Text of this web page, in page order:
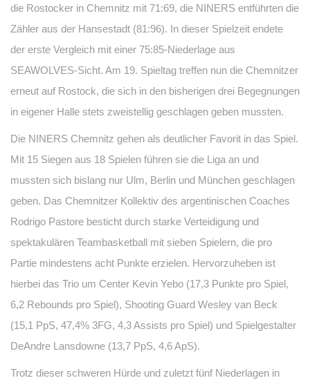
die Rostocker in Chemnitz mit 71:69, die NINERS entführten die
Zähler aus der Hansestadt (81:96). In dieser Spielzeit endete
der erste Vergleich mit einer 75:85-Niederlage aus
SEAWOLVES-Sicht. Am 19. Spieltag treffen nun die Chemnitzer
erneut auf Rostock, die sich in den bisherigen drei Begegnungen
in eigener Halle stets zweistellig geschlagen geben mussten.
Die NINERS Chemnitz gehen als deutlicher Favorit in das Spiel.
Mit 15 Siegen aus 18 Spielen führen sie die Liga an und
mussten sich bislang nur Ulm, Berlin und München geschlagen
geben. Das Chemnitzer Kollektiv des argentinischen Coaches
Rodrigo Pastore besticht durch starke Verteidigung und
spektakulären Teambasketball mit sieben Spielern, die pro
Partie mindestens acht Punkte erzielen. Hervorzuheben ist
hierbei das Trio um Center Kevin Yebo (17,3 Punkte pro Spiel,
6,2 Rebounds pro Spiel), Shooting Guard Wesley van Beck
(15,1 PpS, 47,4% 3FG, 4,3 Assists pro Spiel) und Spielgestalter
DeAndre Lansdowne (13,7 PpS, 4,6 ApS).
Trotz dieser schweren Hürde und zuletzt fünf Niederlagen in